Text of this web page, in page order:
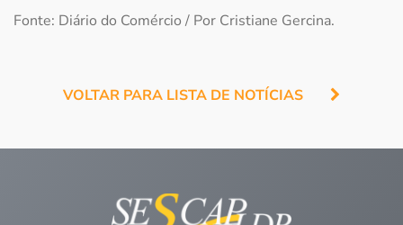
Fonte: Diário do Comércio / Por Cristiane Gercina.
VOLTAR PARA LISTA DE NOTÍCIAS